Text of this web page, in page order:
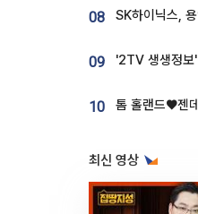
08
09
10
최신 영상